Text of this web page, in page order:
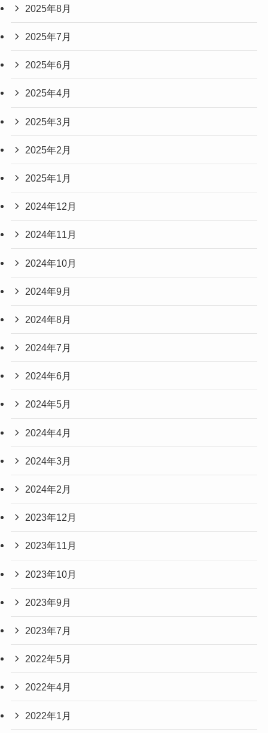
2025年8月
2025年7月
2025年6月
2025年4月
2025年3月
2025年2月
2025年1月
2024年12月
2024年11月
2024年10月
2024年9月
2024年8月
2024年7月
2024年6月
2024年5月
2024年4月
2024年3月
2024年2月
2023年12月
2023年11月
2023年10月
2023年9月
2023年7月
2022年5月
2022年4月
2022年1月